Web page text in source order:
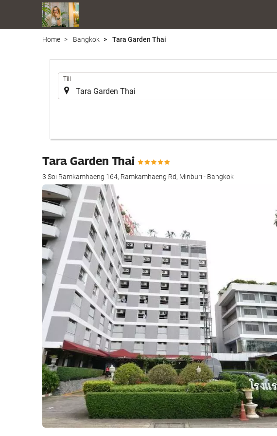
Home Bangkok Tara Garden Thai
Till
Tara Garden Thai
3 Soi Ramkamhaeng 164, Ramkamhaeng Rd, Minburi - Bangkok